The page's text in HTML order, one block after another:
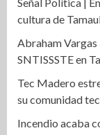
cultura de
Abraham
SNTISSSTE en
Tec Madero
su comunidad
Incendio acaba